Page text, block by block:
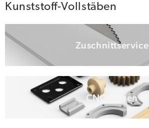
Kunststoff-Vollstäben
Zuschnittservice
CNC Fräsen